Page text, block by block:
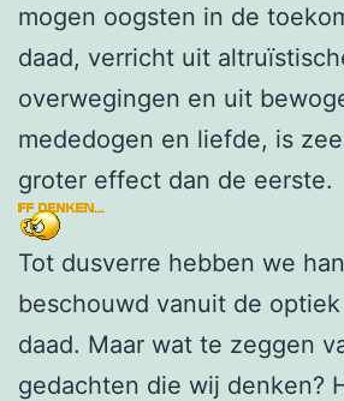
mogen oogsten in de
daad, verricht uit
overwegingen en uit
mededogen en liefde, is
groter effect dan de eerste.
Tot dusverre hebben we
beschouwd vanuit de
daad. Maar wat te zeggen
gedachten die wij denken?